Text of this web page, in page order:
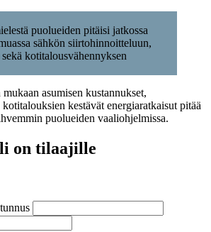
puolueiden pitäisi jatkossa
sähkön siirtohinnoitteluun,
kotitalousvähennyksen
asumisen kustannukset,
kestävät energiaratkaisut pitää
puolueiden vaaliohjelmissa.
on tilaajille